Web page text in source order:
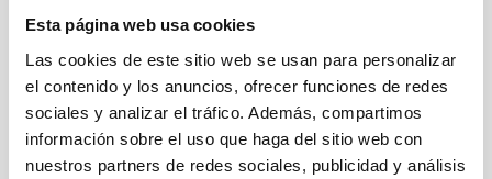
Esta página web usa cookies
Las cookies de este sitio web se usan para personalizar
el contenido y los anuncios, ofrecer funciones de redes
sociales y analizar el tráfico. Además, compartimos
información sobre el uso que haga del sitio web con
nuestros partners de redes sociales, publicidad y análisis
Además te ofrecemos una serie de
accesorioscomo el cutter, plástico de
burbuja para embalar, precinto, máquina
de precintar, etc. Otros aspecto importante
a la hora de realizar una mudanza es seguir
unas pequeñas pautas para hacerla más
sencilla y eficaz y que te
proponemos leyendoesta otra entrada .